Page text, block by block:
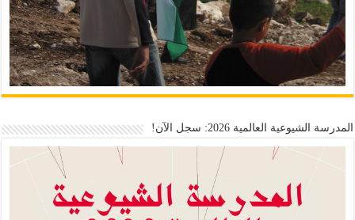
المدرسة الشيوعية العالمية 2026: سجل الآن!